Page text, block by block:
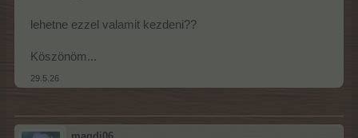
lehetne ezzel valamit kezdeni??
Köszönöm...
29.5.26